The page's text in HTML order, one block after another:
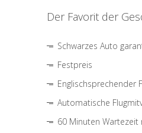
Der Favorit der
Schwarzes Auto
Festpreis
Englischsprechender
Automatische
60 Minuten Wartezeit